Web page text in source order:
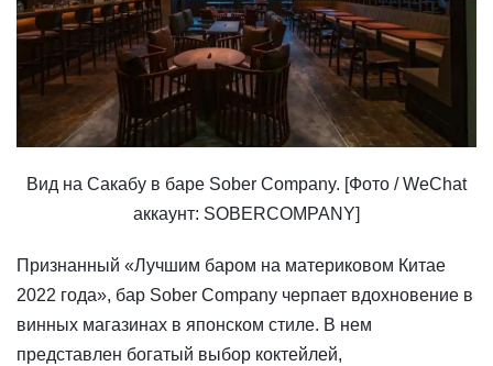
Вид на Сакабу в баре Sober Company. [Фото / WeChat
аккаунт: SOBERCOMPANY]
Признанный «Лучшим баром на материковом Китае
2022 года», бар Sober Company черпает вдохновение в
винных магазинах в японском стиле. В нем
представлен богатый выбор коктейлей,